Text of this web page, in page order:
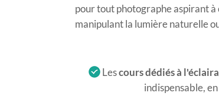
pour tout photographe aspirant
manipulant la lumière naturelle
Lescours dédiés à
indispensable,